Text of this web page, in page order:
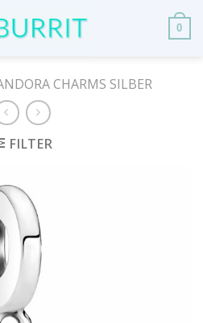
0
CHARMS SILBER
FILTER